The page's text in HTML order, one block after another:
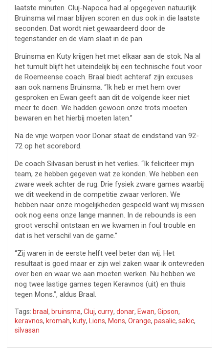
laatste minuten. Cluj-Napoca had al opgegeven natuurlijk.
Bruinsma wil maar blijven scoren en dus ook in die laatste
seconden. Dat wordt niet gewaardeerd door de
tegenstander en de vlam slaat in de pan.
Bruinsma en Kuty krijgen het met elkaar aan de stok. Na al
het tumult blijft het uiteindelijk bij een technische fout voor
de Roemeense coach. Braal biedt achteraf zijn excuses
aan ook namens Bruinsma. “Ik heb er met hem over
gesproken en Ewan geeft aan dit de volgende keer niet
meer te doen. We hadden gewoon onze trots moeten
bewaren en het hierbij moeten laten.”
Na de vrije worpen voor Donar staat de eindstand van 92-
72 op het scorebord.
De coach Silvasan berust in het verlies. “Ik feliciteer mijn
team, ze hebben gegeven wat ze konden. We hebben een
zware week achter de rug. Drie fysiek zware games waarbij
we dit weekend in de competitie zwaar verloren. We
hebben naar onze mogelijkheden gespeeld want wij missen
ook nog eens onze lange mannen. In de rebounds is een
groot verschil ontstaan en we kwamen in foul trouble en
dat is het verschil van de game.”
“Zij waren in de eerste helft veel beter dan wij. Het
resultaat is goed maar er zijn wel zaken waar ik ontevreden
over ben en waar we aan moeten werken. Nu hebben we
nog twee lastige games tegen Keravnos (uit) en thuis
tegen Mons.”, aldus Braal.
Tags: braal, bruinsma, Cluj, curry, donar, Ewan, Gipson,
keravnos, kromah, kuty, Lions, Mons, Orange, pasalic, sakic,
silvasan